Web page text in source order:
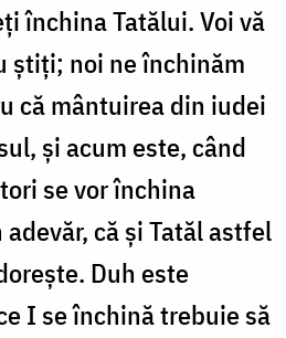
închina Tatălui. Voi vă
știți; noi ne închinăm
că mântuirea din iudei
și acum este, când
se vor închina
că și Tatăl astfel
Duh este
I se închină trebuie să